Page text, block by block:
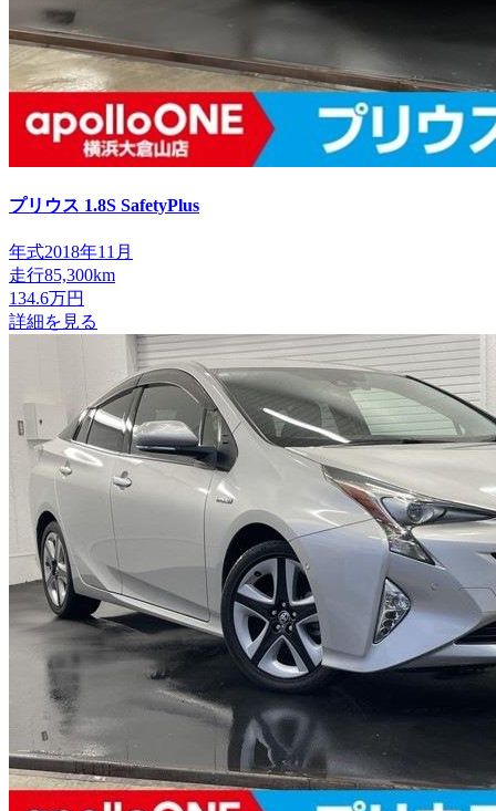
プリウス 1.8S SafetyPlus
年式2018年11月
走行85,300km
134.6万円
詳細を見る